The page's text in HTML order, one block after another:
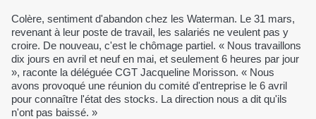
Colère, sentiment d'abandon chez les Waterman. Le 31 mars,
revenant à leur poste de travail, les salariés ne veulent pas y
croire. De nouveau, c'est le chômage partiel. « Nous travaillons
dix jours en avril et neuf en mai, et seulement 6 heures par jour
», raconte la déléguée CGT Jacqueline Morisson. « Nous
avons provoqué une réunion du comité d'entreprise le 6 avril
pour connaître l'état des stocks. La direction nous a dit qu'ils
n'ont pas baissé. »